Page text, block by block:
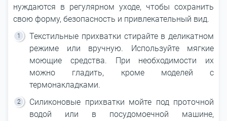
нуждаются в регулярном уходе, чтобы сохранить
свою форму, безопасность и привлекательный вид.
Текстильные прихватки стирайте в деликатном
режиме или вручную. Используйте мягкие
моющие средства. При необходимости их
можно гладить, кроме моделей с
термонакладками.
Силиконовые прихватки мойте под проточной
водой или в посудомоечной машине,